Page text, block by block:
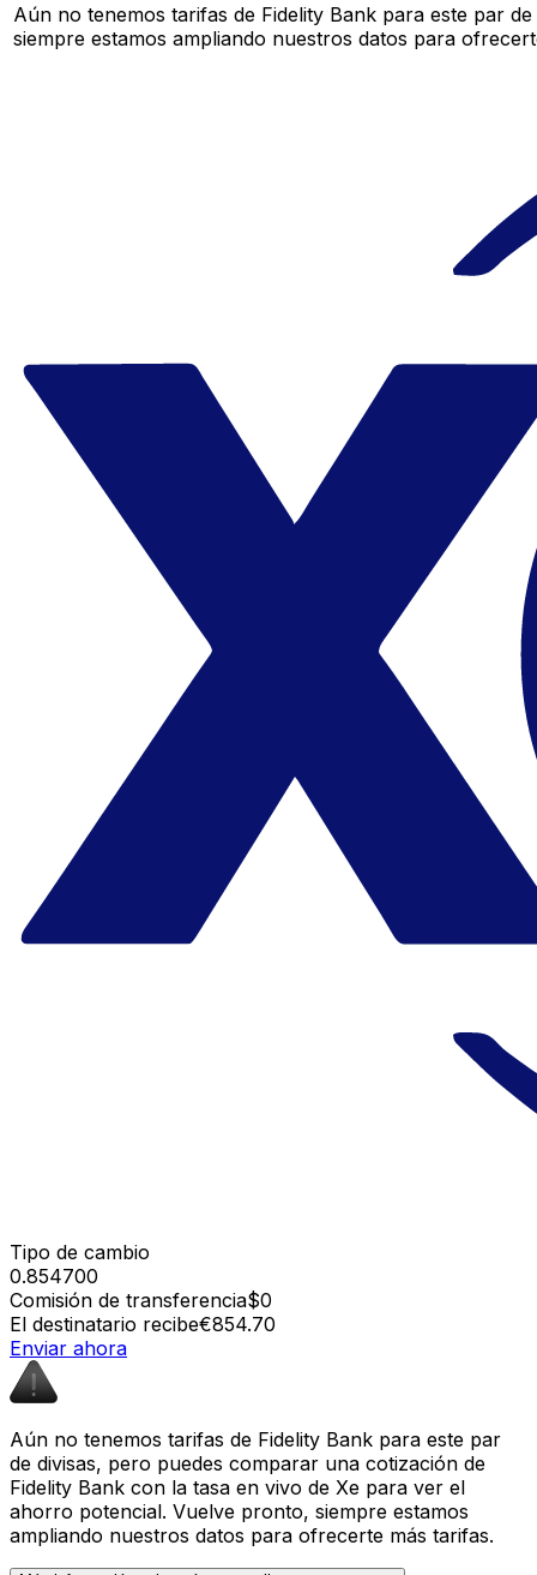
Aún no tenemos tarifas de Fidelity Bank para este par
siempre estamos ampliando nuestros datos para
Tipo de cambio
0.854700
Comisión de transferencia$0
El destinatario recibe€854.70
Enviar ahora
Aún no tenemos tarifas de Fidelity Bank para este par
de divisas, pero puedes comparar una cotización de
Fidelity Bank con la tasa en vivo de Xe para ver el
ahorro potencial. Vuelve pronto, siempre estamos
ampliando nuestros datos para ofrecerte más tarifas.